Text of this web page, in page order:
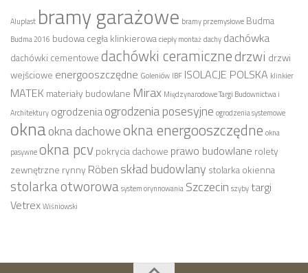
Aluplast bramy garażowe bramy przemysłowe Budma
Budma 2016 budowa cegła klinkierowaciepły montażdachy dachówka
dachówki cementowe dachówki ceramicznedrzwi drzwi
wejściowe energooszczędne Goleniów IBF ISOLACJE POLSKA klinkier
MATEK materiały budowlane Mirax Międzynarodowe Targi Budownictwa i
Architektury ogrodzeniaogrodzenia posesyjne ogrodzenia systemowe
oknaokna dachoweokna energooszczędne okna
pasywneokna pcv pokrycia dachowe prawo budowlane rolety
zewnętrzne rynny Röben skład budowlany stolarka okienna
stolarka otworowasystem orynnowania Szczecin szyby targi
VetrexWiśniowski